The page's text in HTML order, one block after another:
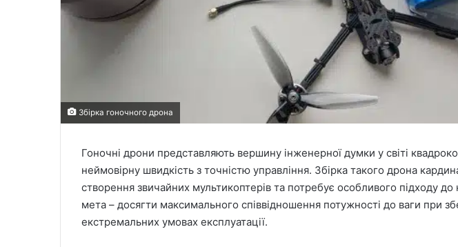
Збірка гоночного дрона
Гоночні дрони представляють вершину інженерної думки у світі
неймовірну швидкість з точністю управління. Збірка такого дрона
створення звичайних мультикоптерів та потребує особливого підходу до
мета – досягти максимального співвідношення потужності до ваги при
екстремальних умовах експлуатації.